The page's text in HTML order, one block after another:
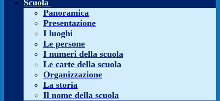
Scuola
Panoramica
Presentazione
I luoghi
Le persone
I numeri della scuola
Le carte della scuola
Organizzazione
La storia
Il nome della scuola